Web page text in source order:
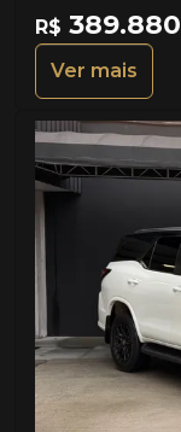
R$ 389.880
Ver mais